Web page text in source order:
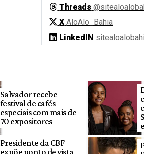
Threads
X AloAlo_Bahia
LinkedIN
Salvador recebe
festival de cafés
especiais com mais de
70 expositores
Presidente da CBF
expõe ponto de vista